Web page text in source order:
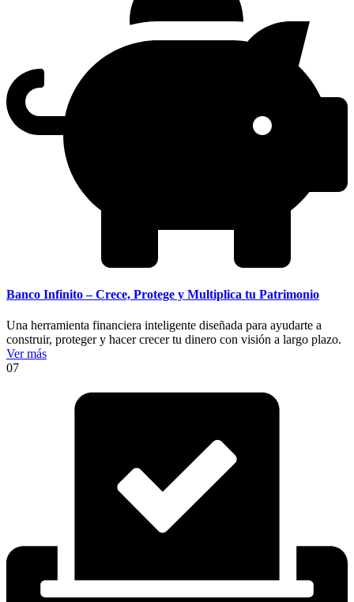
Banco Infinito – Crece, Protege y Multiplica tu Patrimonio
Una herramienta financiera inteligente diseñada para ayudarte a
construir, proteger y hacer crecer tu dinero con visión a largo plazo.
Ver más
07